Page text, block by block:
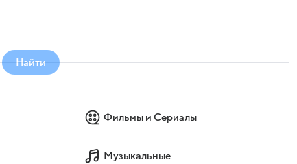
Найти
Фильмы и Сериалы
Музыкальные